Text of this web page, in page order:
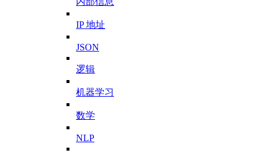
IP 地址
JSON
逻辑
机器学习
数学
NLP